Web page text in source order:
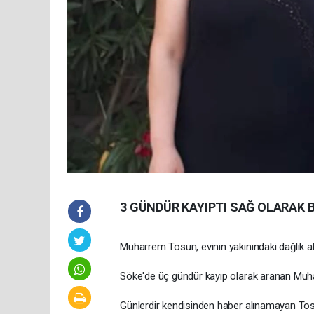
3 GÜNDÜR KAYIPTI SAĞ OLARAK
Muharrem Tosun, evinin yakınındaki
Söke'de üç gündür kayıp olarak aranan
Günlerdir kendisinden haber alınamayan